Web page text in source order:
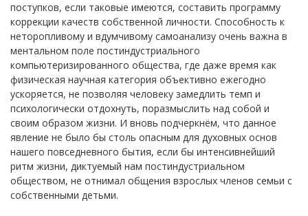
поступков, если таковые имеются, составить программу
коррекции качеств собственной личности. Способность к
неторопливому и вдумчивому самоанализу очень важна в
ментальном поле постиндустриального
компьютеризированного общества, где даже время как
физическая научная категория объективно ежегодно
ускоряется, не позволяя человеку замедлить темп и
психологически отдохнуть, поразмыслить над собой и
своим образом жизни. И вновь подчеркнём, что данное
явление не было бы столь опасным для духовных основ
нашего повседневного бытия, если бы интенсивнейший
ритм жизни, диктуемый нам постиндустриальном
обществом, не отнимал общения взрослых членов семьи с
собственными детьми.